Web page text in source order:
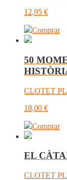
12,95 €
Comprar
50
CLOTET
18,00 €
Comprar
EL
CLOTET